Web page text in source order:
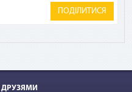
ПОДІЛИТИСЯ
ДРУЗЯМИ